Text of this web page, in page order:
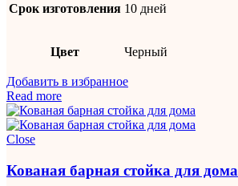
Срок изготовления 10 дней
Цвет Черный
Добавить в избранное
Read more
Close
Кованая барная стойка для дома